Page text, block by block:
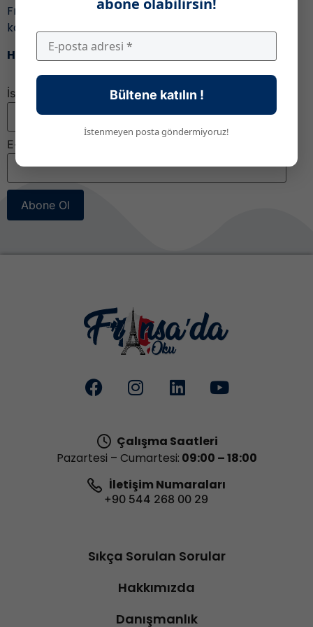
Fransa’daki eğitim ile ilgili gelişmeleri ve fırsatları
kaçırmamak için,
Haber bültenimize katıl!
İsim
E-posta
Abone Ol
Çalışma Saatleri
Pazartesi – Cumartesi: 09:00 – 18:00
İletişim Numaraları
+90 544 268 00 29
Sıkça Sorulan Sorular
Hakkımızda
Danışmanlık
Bültene katılın !
İstenmeyen posta göndermiyoruz!